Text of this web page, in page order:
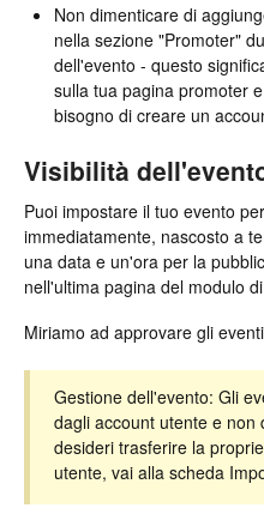
Non dimenticare di
nella sezione "Promoter"
dell'evento - questo
sulla tua pagina promoter
bisogno di creare un
Visibilità
Puoi impostare il tuo evento
immediatamente, nascosto a
una data e un'ora per la
nell'ultima pagina del modulo
Miriamo ad approvare gli
Gestione dell'evento: Gli
dagli account utente e non
desideri trasferire la
utente, vai alla scheda